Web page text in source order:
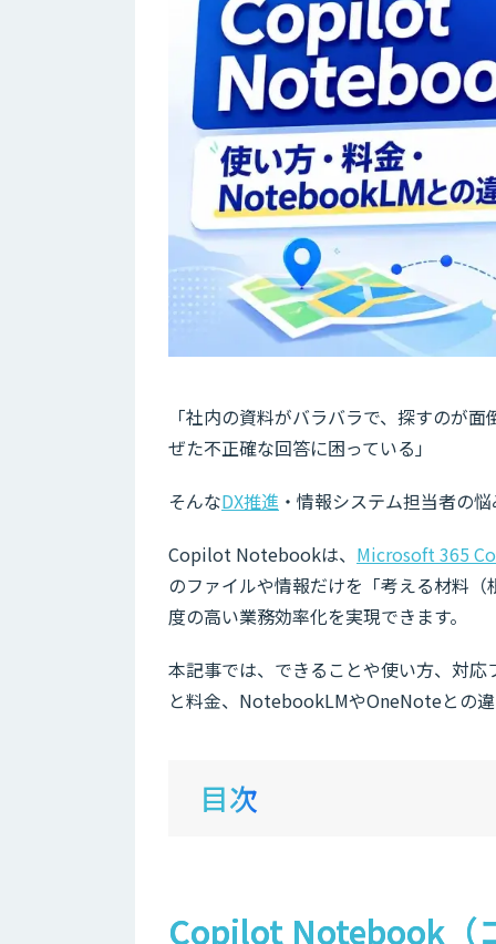
「社内の資料がバラバラで、探すのが面
ぜた不正確な回答に困っている」
そんなDX推進 ・情報システム担当者の
Copilot Notebookは、 Microsoft 365
のファイルや情報だけを「考える材料
度の高い業務効率化を実現できます。
本記事では、できることや使い方、対
と料金、NotebookLMやOneNoteとの
目次
Copilot Notebook（